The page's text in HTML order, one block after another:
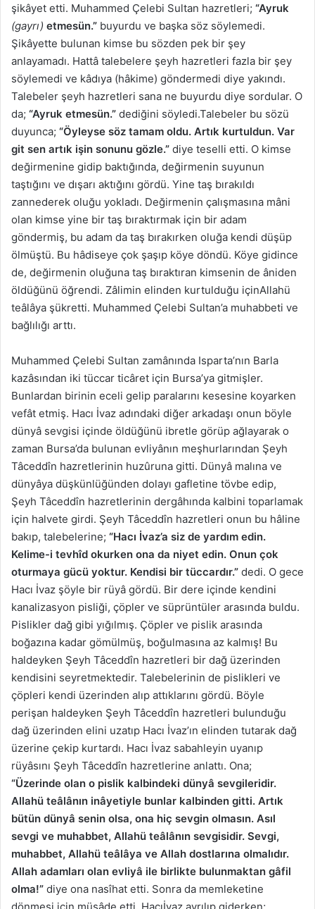
şikâyet etti. Muhammed Çelebi Sultan hazretleri; “Ayruk
(gayrı) etmesün.” buyurdu ve başka söz söylemedi.
Şikâyette bulunan kimse bu sözden pek bir şey
anlayamadı. Hattâ talebelere şeyh hazretleri fazla bir şey
söylemedi ve kâdıya (hâkime) göndermedi diye yakındı.
Talebeler şeyh hazretleri sana ne buyurdu diye sordular. O
da; “Ayruk etmesün.” dediğini söyledi.Talebeler bu sözü
duyunca; “Öyleyse söz tamam oldu. Artık kurtuldun. Var
git sen artık işin sonunu gözle.” diye teselli etti. O kimse
değirmenine gidip baktığında, değirmenin suyunun
taştığını ve dışarı aktığını gördü. Yine taş bırakıldı
zannederek oluğu yokladı. Değirmenin çalışmasına mâni
olan kimse yine bir taş bıraktırmak için bir adam
göndermiş, bu adam da taş bırakırken oluğa kendi düşüp
ölmüştü. Bu hâdiseye çok şaşıp köye döndü. Köye gidince
de, değirmenin oluğuna taş bıraktıran kimsenin de âniden
öldüğünü öğrendi. Zâlimin elinden kurtulduğu içinAllahü
teâlâya şükretti. Muhammed Çelebi Sultan’a muhabbeti ve
bağlılığı arttı.
Muhammed Çelebi Sultan zamânında Isparta’nın Barla
kazâsından iki tüccar ticâret için Bursa’ya gitmişler.
Bunlardan birinin eceli gelip paralarını kesesine koyarken
vefât etmiş. Hacı İvaz adındaki diğer arkadaşı onun böyle
dünyâ sevgisi içinde öldüğünü ibretle görüp ağlayarak o
zaman Bursa’da bulunan evliyânın meşhurlarından Şeyh
Tâceddîn hazretlerinin huzûruna gitti. Dünyâ malına ve
dünyâya düşkünlüğünden dolayı gafletine tövbe edip,
Şeyh Tâceddîn hazretlerinin dergâhında kalbini toparlamak
için halvete girdi. Şeyh Tâceddîn hazretleri onun bu hâline
bakıp, talebelerine; “Hacı İvaz’a siz de yardım edin.
Kelime-i tevhîd okurken ona da niyet edin. Onun çok
oturmaya gücü yoktur. Kendisi bir tüccardır.” dedi. O gece
Hacı İvaz şöyle bir rüyâ gördü. Bir dere içinde kendini
kanalizasyon pisliği, çöpler ve süprüntüler arasında buldu.
Pislikler dağ gibi yığılmış. Çöpler ve pislik arasında
boğazına kadar gömülmüş, boğulmasına az kalmış! Bu
haldeyken Şeyh Tâceddîn hazretleri bir dağ üzerinden
kendisini seyretmektedir. Talebelerinin de pislikleri ve
çöpleri kendi üzerinden alıp attıklarını gördü. Böyle
perişan haldeyken Şeyh Tâceddîn hazretleri bulunduğu
dağ üzerinden elini uzatıp Hacı İvaz’ın elinden tutarak dağ
üzerine çekip kurtardı. Hacı İvaz sabahleyin uyanıp
rüyâsını Şeyh Tâceddîn hazretlerine anlattı. Ona;
“Üzerinde olan o pislik kalbindeki dünyâ sevgileridir.
Allahü teâlânın inâyetiyle bunlar kalbinden gitti. Artık
bütün dünyâ senin olsa, ona hiç sevgin olmasın. Asıl
sevgi ve muhabbet, Allahü teâlânın sevgisidir. Sevgi,
muhabbet, Allahü teâlâya ve Allah dostlarına olmalıdır.
Allah adamları olan evliyâ ile birlikte bulunmaktan gâfil
olma!” diye ona nasîhat etti. Sonra da memleketine
dönmesi için müsâde etti. Hacıİvaz ayrılıp giderken;